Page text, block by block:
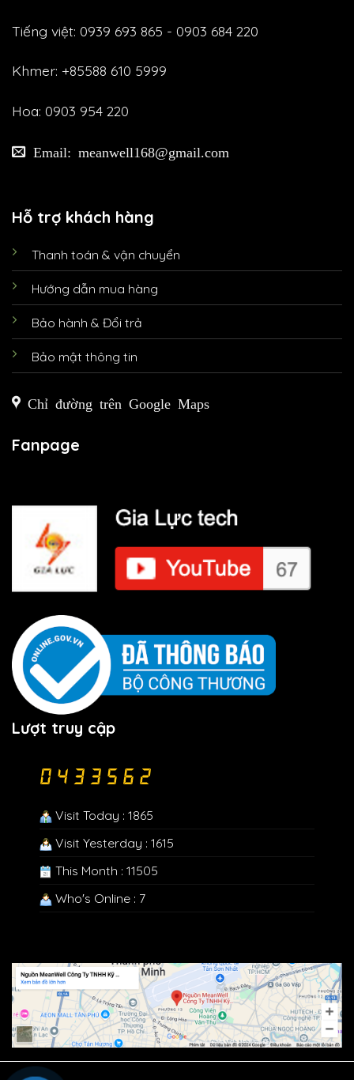
Tiếng việt: 0939 693 865 - 0903 684 220
Khmer: +85588 610 5999
Hoa: 0903 954 220
Email: meanwell168@gmail.com
Hỗ trợ khách hàng
Thanh toán & vận chuyển
Hướng dẫn mua hàng
Bảo hành & Đổi trả
Bảo mật thông tin
Chỉ đường trên Google Maps
Fanpage
Lượt truy cập
Visit Today : 1865
Visit Yesterday : 1615
This Month : 11505
Who's Online : 7